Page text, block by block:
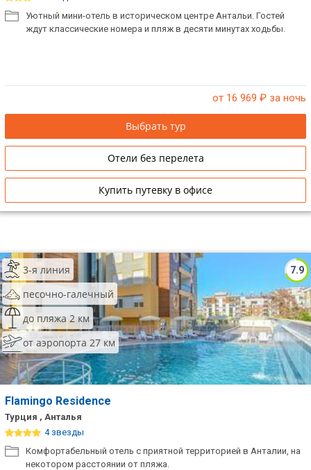
Уютный мини-отель в историческом центре Антальи. Гостей
ждут классические номера и пляж в десяти минутах ходьбы.
от 16 969 ₽ за ночь
Выбрать тур
Отели без перелета
Купить путевку в офисе
7.9
3-я линия
песочно-галечный
до пляжа 2 км
от аэропорта 27 км
Flamingo Residence
Турция , Анталья
4 звезды
Комфортабельный отель с приятной территорией в Анталии, на
некотором расстоянии от пляжа.